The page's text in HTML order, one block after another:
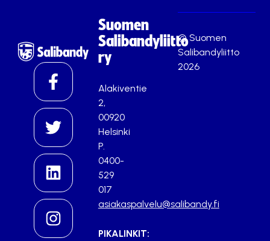
Suomen
Salibandyliitto
ry
Alakiventie
2,
00920
Helsinki
P.
0400-
529
017
asiakaspalvelu@salibandy.fi
PIKALINKIT:
© Suomen
Salibandyliitto
2026